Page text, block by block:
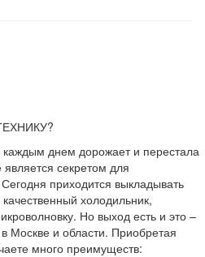
каждым днем дорожает и перестала
секретом для
приходится выкладывать
холодильник,
Но выход есть и это –
Москве и области. Приобретая
много преимуществ: